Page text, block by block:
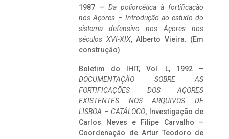
1987 – Da poliorcética à fortificação
nos Açores – Introdução ao estudo do
sistema defensivo nos Açores nos
séculos XVI-XIX, Alberto Vieira. (Em
construção)
Boletim do IHIT, Vol. L, 1992 –
DOCUMENTAÇÃO SOBRE AS
FORTIFICAÇÕES DOS AÇORES
EXISTENTES NOS ARQUIVOS DE
LISBOA – CATÁLOGO, Investigação de
Carlos Neves e Filipe Carvalho –
Coordenação de Artur Teodoro de